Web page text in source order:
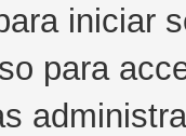
iniciar
para